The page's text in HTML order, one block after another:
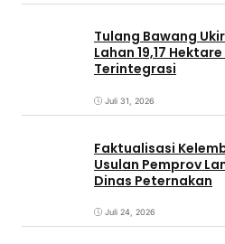
Tulang Bawang
Lahan 19,17
Terintegrasi
Juli 31, 2026
Faktualisasi
Usulan Pemprov
Dinas Peternakan
Juli 24, 2026